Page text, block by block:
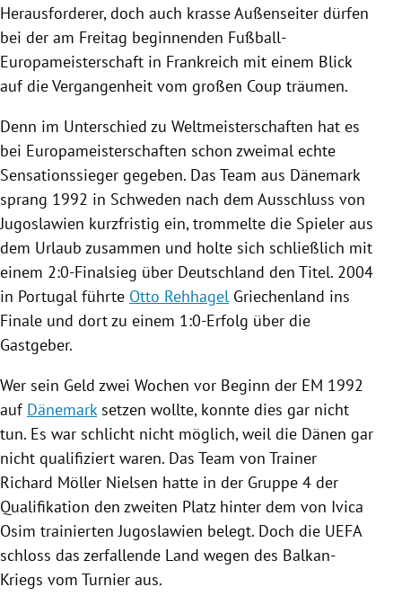
Untermenü
Untermenü
Untermenü
Untermenü
Untermenü
Herausforderer, doch auch krasse Außenseiter dürfen
bei der am Freitag beginnenden Fußball-
Europameisterschaft in Frankreich mit einem Blick
auf die Vergangenheit vom großen Coup träumen.
Denn im Unterschied zu Weltmeisterschaften hat es
bei Europameisterschaften schon zweimal echte
Sensationssieger gegeben. Das Team aus Dänemark
sprang 1992 in Schweden nach dem Ausschluss von
Jugoslawien kurzfristig ein, trommelte die Spieler aus
dem Urlaub zusammen und holte sich schließlich mit
einem 2:0-Finalsieg über Deutschland den Titel. 2004
in Portugal führte Otto Rehhagel Griechenland ins
Finale und dort zu einem 1:0-Erfolg über die
Gastgeber.
Wer sein Geld zwei Wochen vor Beginn der EM 1992
auf Dänemark setzen wollte, konnte dies gar nicht
tun. Es war schlicht nicht möglich, weil die Dänen gar
nicht qualifiziert waren. Das Team von Trainer
Richard Möller Nielsen hatte in der Gruppe 4 der
Qualifikation den zweiten Platz hinter dem von Ivica
Osim trainierten Jugoslawien belegt. Doch die UEFA
schloss das zerfallende Land wegen des Balkan-
Kriegs vom Turnier aus.